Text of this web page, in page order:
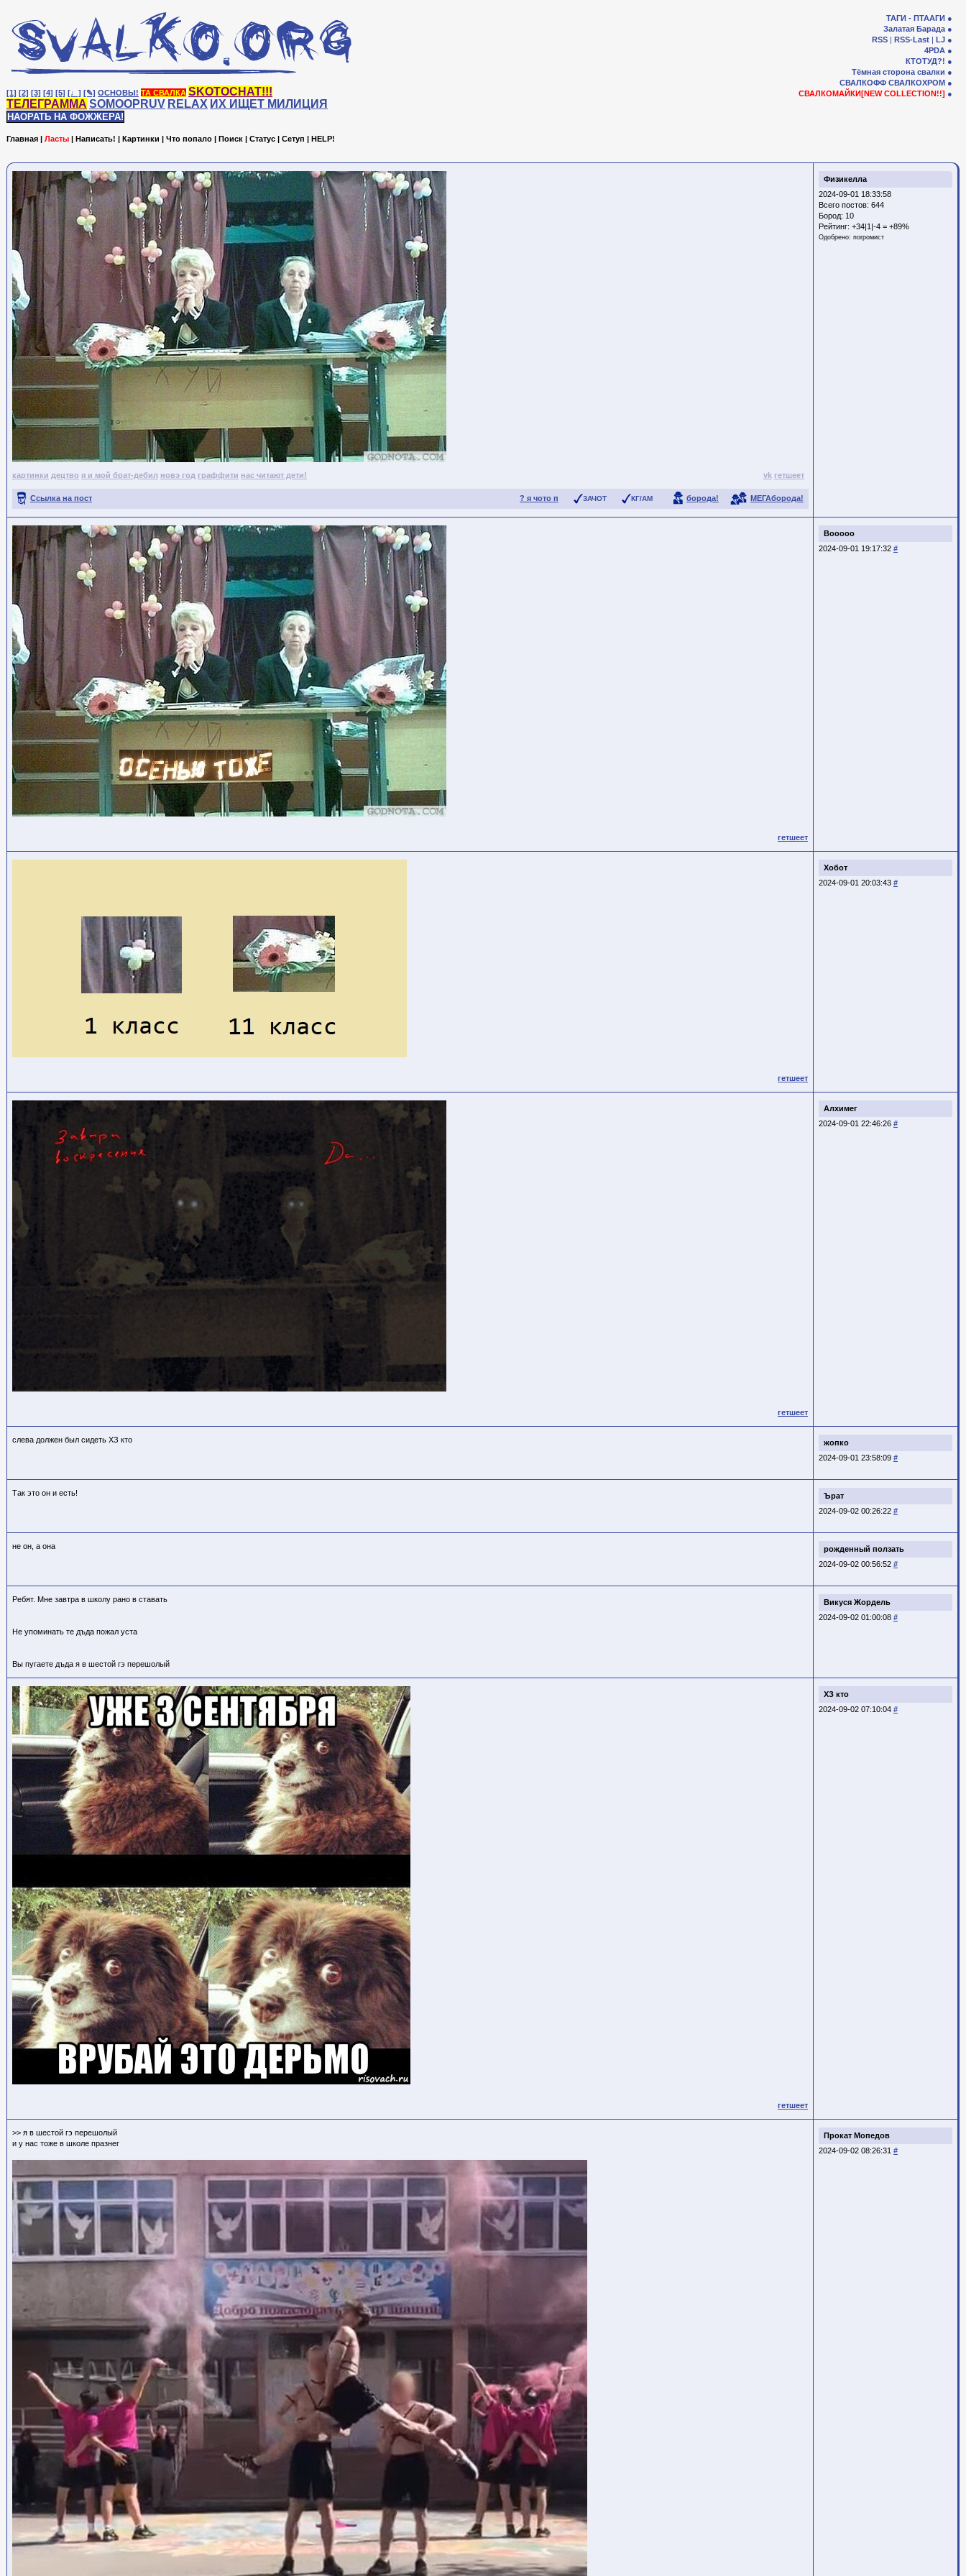
[1] [2] [3] [4] [5] [♩] [✎] ОСНОВЫ! ТА СВАЛКА SKOTOCHAT!!!
ТЕЛЕГРАММА SOMOOPRUV RELAX ИХ ИЩЕТ МИЛИЦИЯ
НАОРАТЬ НА ФОЖЖЕРА!
ТАГИ - ПТААГИ
Залатая Барада
RSS | RSS-Last | LJ
4PDA
КТОТУД?!
Тёмная сторона свалки
СВАЛКОФФ СВАЛКОХРОМ
СВАЛКОМАЙКИ[NEW COLLECTION!!]
Главная | Ласты | Написать! | Картинки | Что попало | Поиск | Статус | Сетуп | HELP!
Физикелла
2024-09-01 18:33:58
Всего постов: 644
Бород: 10
Рейтинг: +34|1|-4 = +89%
Одобрено: погромист
картинки децтво я и мой брат-дебил новэ год граффити нас читают дети! vk гетшеет
? я чото п ЗАЧОТ КГ/АМ борода! МЕГАборода!
Ссылка на пост
Booooo
2024-09-01 19:17:32 #
гетшеет
Хобот
2024-09-01 20:03:43 #
гетшеет
Алхимег
2024-09-01 22:46:26 #
гетшеет
жопко
2024-09-01 23:58:09 #
слева должен был сидеть ХЗ кто
Ърат
2024-09-02 00:26:22 #
Так это он и есть!
рожденный ползать
2024-09-02 00:56:52 #
не он, а она
Викуся Жордель
2024-09-02 01:00:08 #
Ребят. Мне завтра в школу рано в ставать
Не упоминать те дъда пожал уста
Вы пугаете дъда я в шестой гэ перешолый
ХЗ кто
2024-09-02 07:10:04 #
гетшеет
Прокат Мопедов
2024-09-02 08:26:31 #
>> я в шестой гэ перешолый
и у нас тоже в школе празнег